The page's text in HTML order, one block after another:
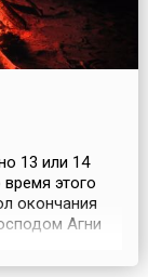
13 или 14
этого
окончания
Агни
и